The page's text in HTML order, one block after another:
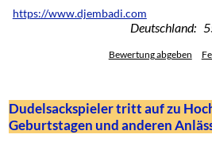
https://www.djembadi.com
Deutschland:
Bewertung abgeben
Dudelsackspieler tritt auf zu
Geburtstagen und anderen